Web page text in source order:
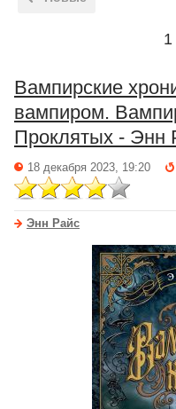
1
Вампирские
вампиром.
Проклятых - Энн
18 декабря 2023, 19:20
Энн Райс